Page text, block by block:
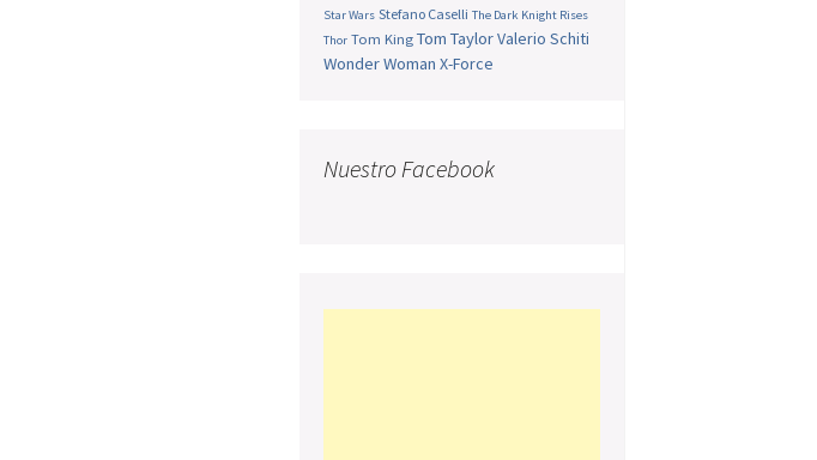
Star Wars Stefano Caselli The Dark Knight Rises
Thor Tom King Tom TaylorValerio Schiti
Wonder Woman X-Force
Nuestro Facebook